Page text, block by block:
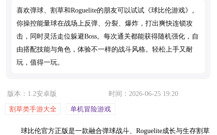
喜欢弹球、割草和Roguelite的朋友可以试试《球比伦游戏》。
你操控能量球在战场上反弹、分裂、爆炸，打出爽快连锁攻
击，同时灵活走位躲避Boss。每次通关都能获得随机强化，自
由搭配技能与角色，体验不一样的战斗风格。轻松上手又耐
玩，值得一玩。
版本：1.2安卓版 时间：2026-06-25 19:20
割草类手游大全 单机冒险游戏
球比伦官方正版是一款融合弹球战斗、Roguelite成长与生存割草